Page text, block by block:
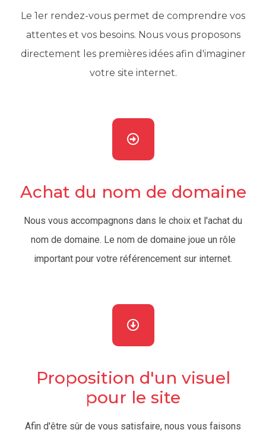
Le 1er rendez-vous permet de comprendre vos
attentes et vos besoins. Nous vous proposons
directement les premières idées afin d'imaginer
votre site internet.
Achat du nom de domaine
Nous vous accompagnons dans le choix et l'achat du
nom de domaine. Le nom de domaine joue un rôle
important pour votre référencement sur internet.
Proposition d'un visuel
pour le site
Afin d'être sûr de vous satisfaire, nous vous faisons